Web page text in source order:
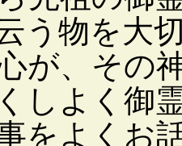
う物を大
が、その
しよく御
をよくお